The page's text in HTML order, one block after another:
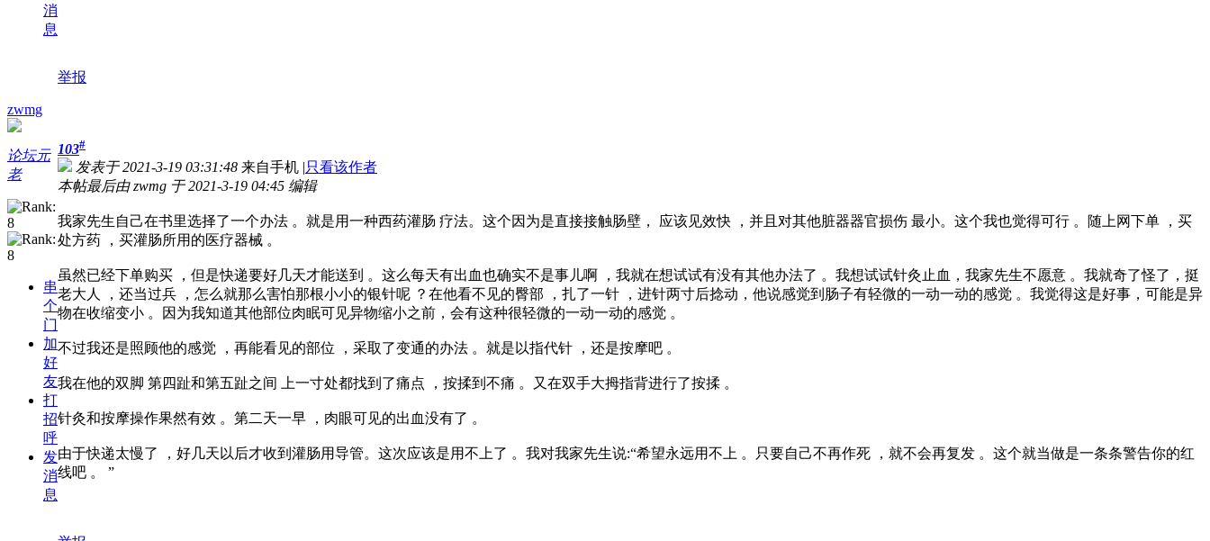
消
息
举报
zwmg
论坛元
老
串
个
门
加
好
友
打
招
呼
发
消
息
103#
发表于 2021-3-19 03:31:48 来自手机 |只看该作者
本帖最后由 zwmg 于 2021-3-19 04:45 编辑
我家先生自己在书里选择了一个办法 。就是用一种西药灌肠 疗法。这个因为是直接接触肠壁， 应该见效快 ，并且对其他脏器器官损伤 最小。这个我也觉得可行 。随上网下单 ，买
处方药 ，买灌肠所用的医疗器械 。
虽然已经下单购买 ，但是快递要好几天才能送到 。这么每天有出血也确实不是事儿啊 ，我就在想试试有没有其他办法了 。我想试试针灸止血，我家先生不愿意 。我就奇了怪了，挺
老大人 ，还当过兵 ，怎么就那么害怕那根小小的银针呢 ？在他看不见的臀部 ，扎了一针 ，进针两寸后捻动，他说感觉到肠子有轻微的一动一动的感觉 。我觉得这是好事，可能是异
物在收缩变小 。因为我知道其他部位肉眠可见异物缩小之前，会有这种很轻微的一动一动的感觉 。
不过我还是照顾他的感觉 ，再能看见的部位 ，采取了变通的办法 。就是以指代针 ，还是按摩吧 。
我在他的双脚 第四趾和第五趾之间 上一寸处都找到了痛点 ，按揉到不痛 。又在双手大拇指背进行了按揉 。
针灸和按摩操作果然有效 。第二天一早 ，肉眼可见的出血没有了 。
由于快递太慢了 ，好几天以后才收到灌肠用导管。这次应该是用不上了 。我对我家先生说:“希望永远用不上 。只要自己不再作死 ，就不会再复发 。这个就当做是一条条警告你的红
线吧 。 ”